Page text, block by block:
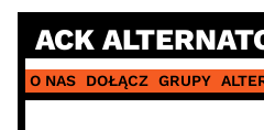
Skip
content
ACK
O NAS DOŁĄCZ GRUPY